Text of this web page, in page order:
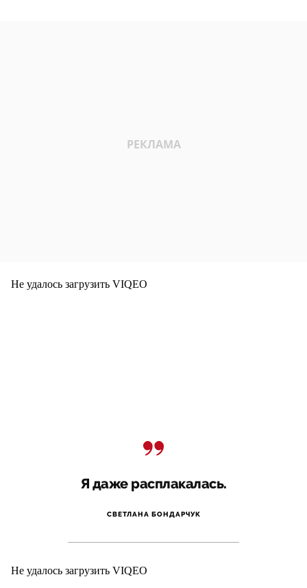
Не удалось загрузить VIQEO
Я даже расплакалась.
СВЕТЛАНА БОНДАРЧУК
Не удалось загрузить VIQEO